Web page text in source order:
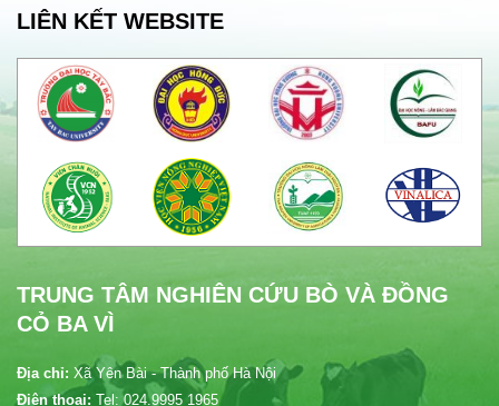
LIÊN KẾT WEBSITE
TRUNG TÂM NGHIÊN CỨU BÒ VÀ ĐỒNG
CỎ BA VÌ
Địa chỉ: Xã Yên Bài - Thành phố Hà Nội
Điện thoại: Tel: 024.9995 1965